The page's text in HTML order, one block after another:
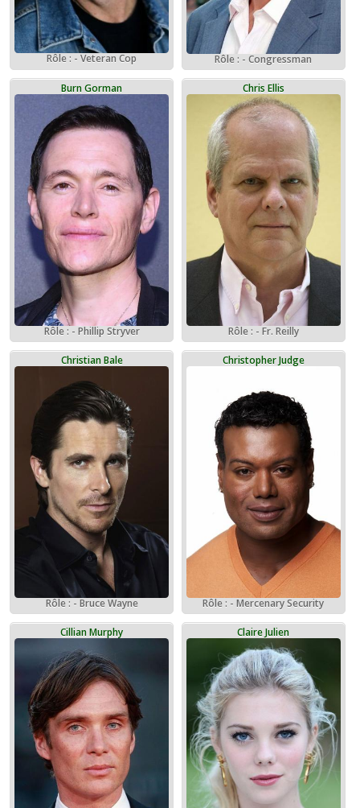
Rôle : - Veteran Cop Rôle : - Congressman
Burn Gorman
Rôle : - Phillip Stryver
Chris Ellis
Rôle : - Fr. Reilly
Christian Bale
Rôle : - Bruce Wayne
Christopher Judge
Rôle : - Mercenary Security
Cillian Murphy Claire Julien